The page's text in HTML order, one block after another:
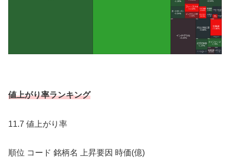
値上がり率ランキング
11.7 値上がり率
順位 コード 銘柄名 上昇要因 時価(億)